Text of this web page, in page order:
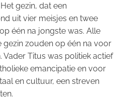
gezin, dat een
uit vier meisjes en twee
één na jongste was. Alle
gezin zouden op één na voor
Vader Titus was politiek actief
emancipatie en voor
en cultuur, een streven